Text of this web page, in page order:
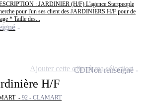
: JARDINIER (H/F) L'agence Startpeople
pour l'un ses client des JARDINIERS H/F pour de
* Taille des...
H/F
- 92 - CLAMART
CDINon renseigné
Ajouter cette offre à ma sélection